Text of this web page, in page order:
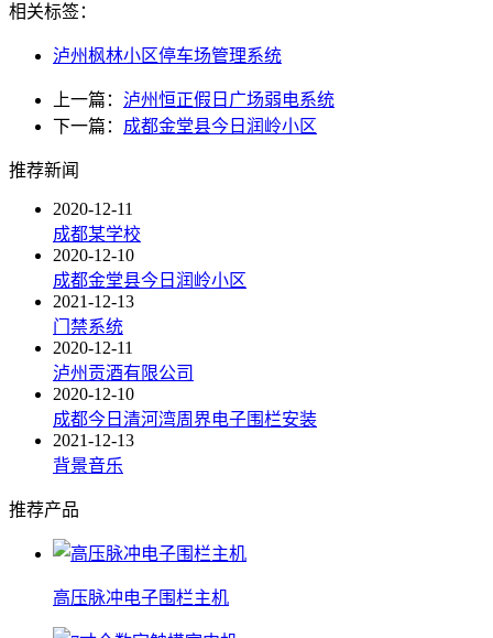
相关标签：
泸州枫林小区停车场管理系统
上一篇： 泸州恒正假日广场弱电系统
下一篇： 成都金堂县今日润岭小区
推荐新闻
2020-12-11
成都某学校
2020-12-10
成都金堂县今日润岭小区
2021-12-13
门禁系统
2020-12-11
泸州贡酒有限公司
2020-12-10
成都今日清河湾周界电子围栏安装
2021-12-13
背景音乐
推荐产品
高压脉冲电子围栏主机